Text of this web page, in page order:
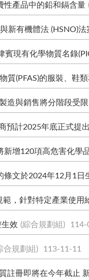
性產品中的鉛和鎘含量
新有機體法 (HSNO)法
現有化學物質名錄
質(PFAS)的服裝、鞋類
造與銷售將分階段受限
預計2025年底正式提
新增120項高危害化學
條文於2024年12月1日
範，針對特定產業使用
效 (綜合規劃組) 114-
合規劃組) 113-11-11
註冊即將在今年截止